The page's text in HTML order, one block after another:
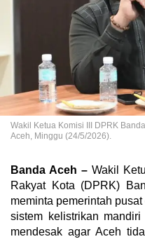
Wakil Ketua Komisi III DPRK
Aceh, Minggu (24/5/2026).
Banda Aceh –Wakil
Rakyat Kota (DPRK)
meminta pemerintah
sistem kelistrikan
mendesak agar Aceh